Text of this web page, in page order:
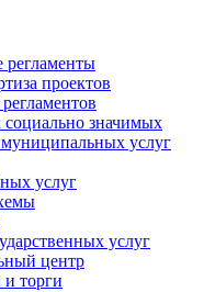
проектов
значимых
услуг
услуг
услуг
центр
торги